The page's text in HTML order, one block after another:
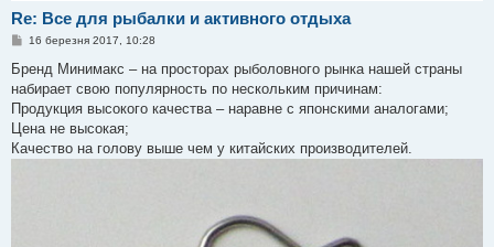
Re: Все для рыбалки и активного отдыха
П
в
д
о
л
е
н
16 березня 2017, 10:28
Бренд Минимакс – на просторах рыболовного рынка нашей страны
набирает свою популярность по нескольким причинам:
Продукция высокого качества – наравне с японскими аналогами;
Цена не высокая;
Качество на голову выше чем у китайских производителей.